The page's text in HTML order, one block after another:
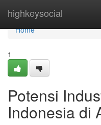
highkeysocial
Home
Home
1
Potensi
Indonesia di